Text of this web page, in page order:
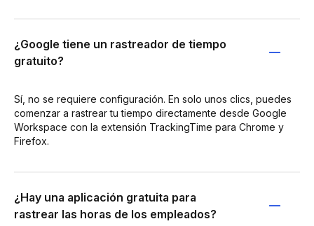
¿Google tiene un rastreador de tiempo
gratuito?
Sí, no se requiere configuración. En solo unos clics, puedes
comenzar a rastrear tu tiempo directamente desde Google
Workspace con la extensión TrackingTime para Chrome y
Firefox.
¿Hay una aplicación gratuita para
rastrear las horas de los empleados?